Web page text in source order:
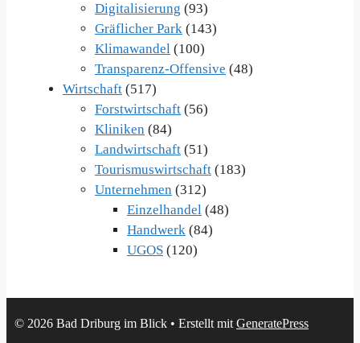
Digitalisierung (93)
Gräflicher Park (143)
Klimawandel (100)
Transparenz-Offensive (48)
Wirtschaft (517)
Forstwirtschaft (56)
Kliniken (84)
Landwirtschaft (51)
Tourismuswirtschaft (183)
Unternehmen (312)
Einzelhandel (48)
Handwerk (84)
UGOS (120)
© 2026 Bad Driburg im Blick • Erstellt mit GeneratePress